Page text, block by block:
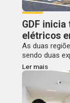
GDF
elétricos
As duas
sendo duas
Ler mais